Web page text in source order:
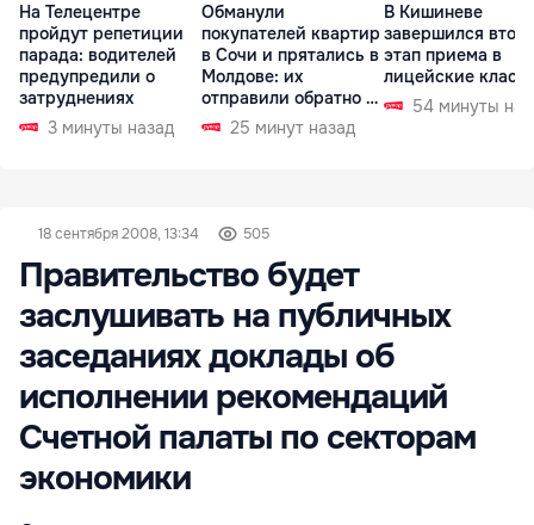
На Телецентре
пройдут репетиции
парада: водителей
предупредили о
затруднениях
3 минуты назад
Обманули
покупателей квартир
в Сочи и прятались в
Молдове: их
отправили обратно в
РФ 25 минут назад
В Кишиневе
завершился
этап приема в
лицейские
54 минуты
18 сентября 2008, 13:34 505
Правительство будет
заслушивать на публичных
заседаниях доклады об
исполнении рекомендаций
Счетной палаты по секторам
экономики